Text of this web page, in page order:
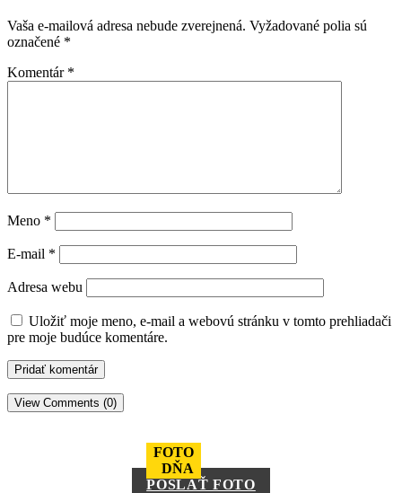
Vaša e-mailová adresa nebude zverejnená. Vyžadované polia sú
označené *
Komentár *
Meno *
E-mail *
Adresa webu
Uložiť moje meno, e-mail a webovú stránku v tomto prehliadači
pre moje budúce komentáre.
View Comments (0)
FOTO
DŇA
POSLAŤ FOTO